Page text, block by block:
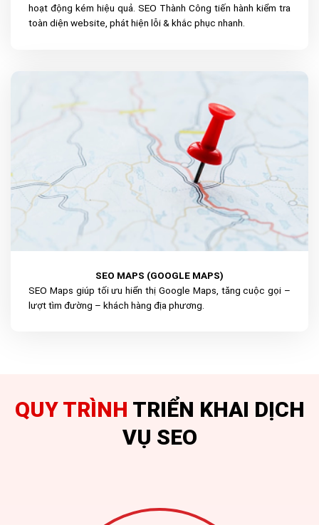
hoạt động kém hiệu quả. SEO Thành Công tiến hành kiểm tra
toàn diện website, phát hiện lỗi & khắc phục nhanh.
SEO MAPS (GOOGLE MAPS)
SEO Maps giúp tối ưu hiển thị Google Maps, tăng cuộc gọi –
lượt tìm đường – khách hàng địa phương.
QUY TRÌNH TRIỂN KHAI DỊCH
VỤ SEO